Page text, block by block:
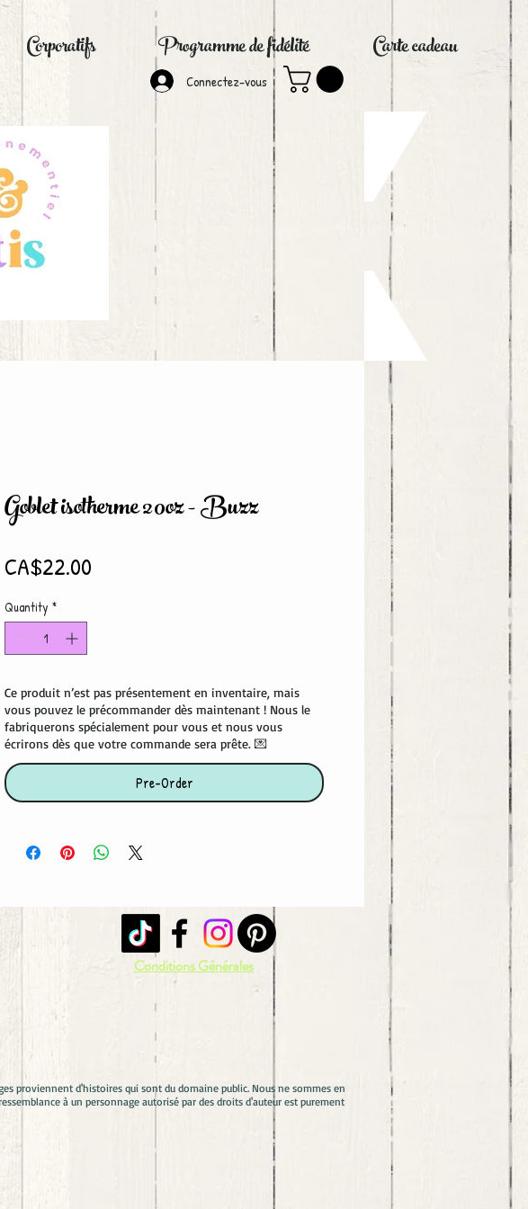
Corporatifs Programme de fidélité Carte cadeau
Connectez-vous
Goblet isotherme 20oz - Buzz
CA$22.00
Quantity *
Ce produit n’est pas présentement en inventaire, mais
vous pouvez le précommander dès maintenant ! Nous le
fabriquerons spécialement pour vous et nous vous
écrirons dès que votre commande sera prête. 💌
Pre-Order
Conditions Générales
proviennent d'histoires qui sont du domaine public. Nous ne sommes en
à un personnage autorisé par des droits d'auteur est purement